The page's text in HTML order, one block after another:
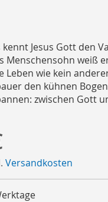
Jesus Gott den
Menschensohn weiß
Leben wie kein
den kühnen
zwischen Gott
Versandkosten